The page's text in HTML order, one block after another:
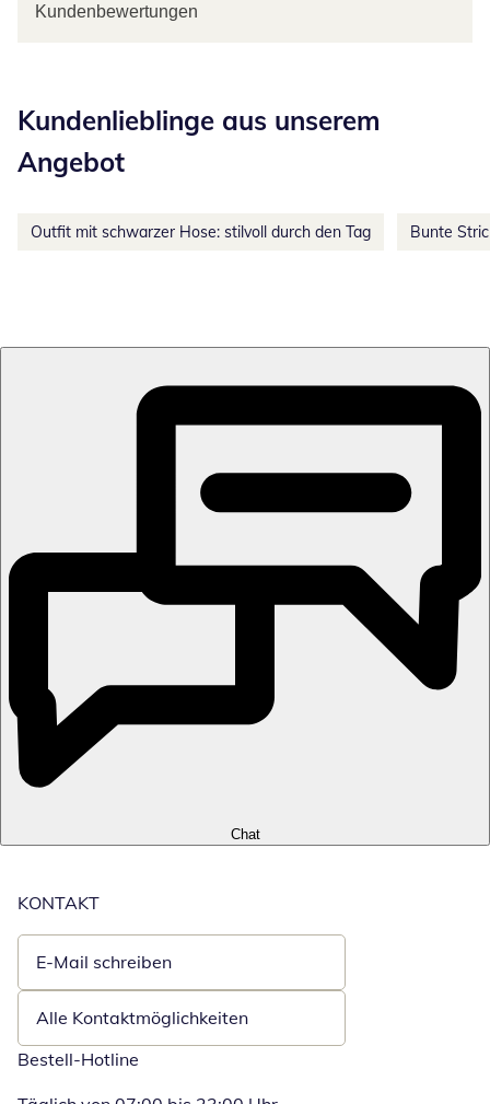
Kundenbewertungen
Kundenlieblinge aus unserem
Angebot
Outfit mit schwarzer Hose: stilvoll durch den Tag Bunte
Chat
KONTAKT
E-Mail schreiben
Öffnet E-Mail-Client
Alle Kontaktmöglichkeiten
Bestell-Hotline